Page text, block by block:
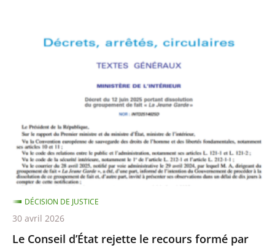
Conseil
formé
par
La
Jeune
Garde
contre
le
Le Conseil d’État rejette le recours formé par
DÉCISION DE JUSTICE
30 avril 2026